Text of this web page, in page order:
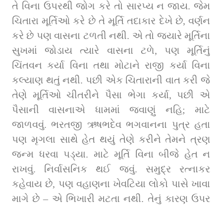
તે વિના ઉપરથી જોગ કરે તો સારપ્ય ન જાય. જેમ
ચિતારા મૂર્તિઓ કરે છે તે મૂર્તિ તદાકાર દેખે છે, વર્ણન
કરે છે પણ વાસના ટળતી નથી. એ તો જ્યારે મૂર્તિના
સુખમાં જોડાય ત્યારે વાસના ટળે, પણ મૂર્તિનું
ચિંતવન કર્યા વિના તથા મોટાને રાજી કર્યા વિના
કલ્યાણ થતું નથી. પછી એક ચિતારાની વાત કરી જે
તેણે મૂર્તિઓ ચીતરીને પૈસા ભેગા કર્યા, પછી એ
પૈસાની વાસનાએ ધામમાં જવાણું નહિ; માટે
જાળવવું. ભરતજી ઋષભદેવ ભગવાનના પુત્ર હતા
પણ મૃગલા સાથે હેત થયું તેણે કરીને તેમને ત્રણ
જન્મ ધરવા પડ્યા. માટે મૂર્તિ વિના બીજે હેત ન
રાખવું. નિર્વાસનિક થઈ જવું. સમુદ્ર રત્નાકર
કહેવાય છે, પણ વહાણના ખેવટિયા લોકો પાસે ખાવા
માગે છે – એ ભિખારી મટતા નથી. તેનું કારણ ઉપર